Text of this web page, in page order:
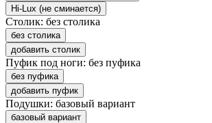
Hi-Lux (не сминается)
Столик: без столика
без столика
добавить столик
Пуфик под ноги: без пуфика
без пуфика
добавить пуфик
Подушки: базовый вариант
базовый вариант